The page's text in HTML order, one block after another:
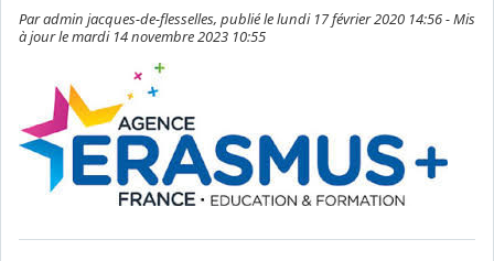
Par admin jacques-de-flesselles, publié le lundi 17 février 2020 14:56 - Mis
à jour le mardi 14 novembre 2023 10:55